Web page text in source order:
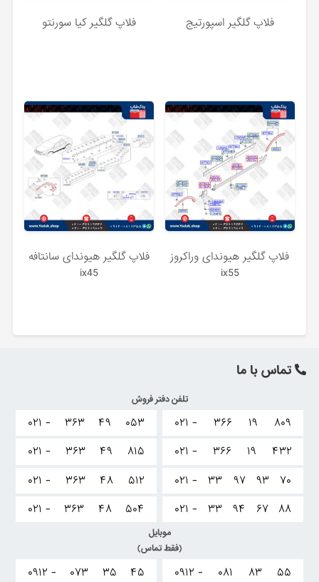
فلاپ گلگیر اسپورتیج فلاپ گلگیر کیا سورنتو
فلاپ گلگیر هیوندای وراکروز
ix55
فلاپ گلگیر هیوندای سانتافه
ix45
تماس با ما
تلفن دفتر فروش
۰۲۱ - ۳۶۶ ۱۹
۸۰۹
۰۲۱ -
۳۶۶ ۱۹
۴۳۲
۰۲۱ -
۳۳ ۹۷ ۹۳
۷۰
۰۲۱ -
۳۳ ۹۴ ۶۷ ۸۸
۰۲۱ - ۳۶۳ ۴۹
۰۵۳
۰۲۱ -
۳۶۳ ۴۹
۸۱۵
۰۲۱ -
۳۶۳ ۴۸
۵۱۲
۰۲۱ -
۳۶۳ ۴۸ ۵۰۴
موبایل
(فقط تماس)
۰۹۱۲ - ۰۸۱ ۸۳ ۵۵ ۰۹۱۲ - ۰۷۳ ۳۵ ۴۵